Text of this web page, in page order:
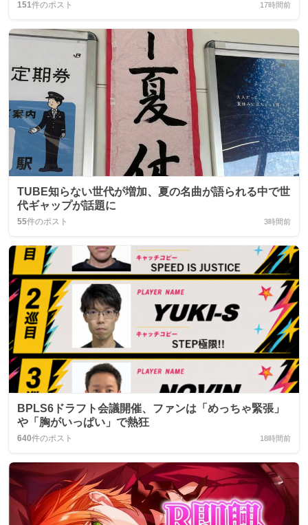
151件のポスト 17時間前
TUBE知らない世代が増加、夏の名曲が語られる中で世
代ギャップが話題に
55件のポスト 3時間前
BPLS6ドラフト会議開催、ファンは「めっちゃ緊張」
や「胸がいっぱい」で熱狂
640件のポスト 18時間前